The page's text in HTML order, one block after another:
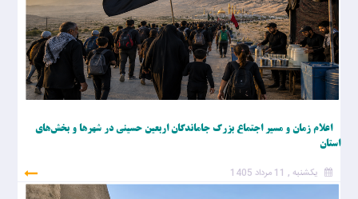
اعلام زمان و مسیر اجتماع بزرگ جاماندگان اربعین حسینی در شهرها و بخش‌های
استان
یکشنبه , 11 مرداد 1405